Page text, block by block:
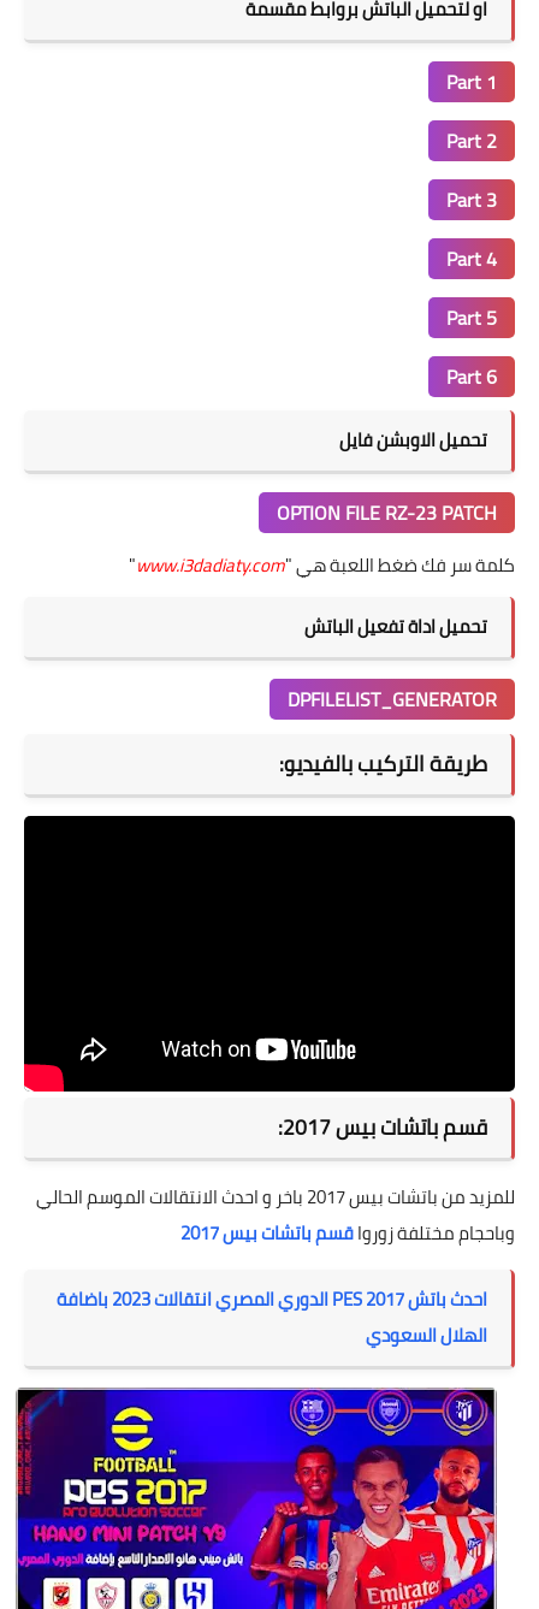
او لتحميل الباتش بروابط مقسمة
Part 1
Part 2
Part 3
Part 4
Part 5
Part 6
تحميل الاوبشن فايل
OPTION FILE RZ-23 PATCH
كلمة سر فك ضغط اللعبة هي "www.i3dadiaty.com
"
تحميل اداة تفعيل الباتش
DPFILELIST_GENERATOR
طريقة التركيب بالفيديو:
قسم باتشات بيس 2017:
للمزيد من باتشات بيس 2017 باخر و احدث الانتقالات الموسم الحالي
وباحجام مختلفة زورواقسم باتشات بيس 2017
احدث باتش PES 2017 الدوري المصري انتقالات 2023 باضافة
الهلال السعودي